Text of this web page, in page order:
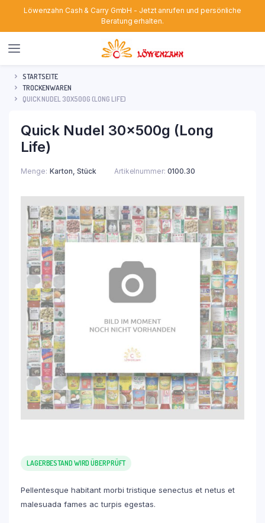
Löwenzahn Cash & Carry GmbH - Jetzt anrufen und persönliche
Beratung erhalten.
STARTSEITE
TROCKENWAREN
QUICK NUDEL 30X500G (LONG LIFE)
Quick Nudel 30x500g (Long
Life)
Menge Karton, Stück Artikelnummer: 0100.30
LAGERBESTAND WIRD ÜBERPRÜFT
Pellentesque habitant morbi tristique senectus et netus et
malesuada fames ac turpis egestas.